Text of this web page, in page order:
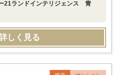
21ランドインテリジェンス 青
しく見る